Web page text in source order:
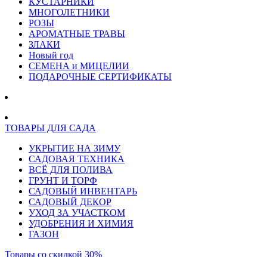
МНОГОЛЕТНИКИ
РОЗЫ
АРОМАТНЫЕ ТРАВЫ
ЗЛАКИ
Новый год
СЕМЕНА и МИЦЕЛИИ
ПОДАРОЧНЫЕ СЕРТИФИКАТЫ
ТОВАРЫ ДЛЯ САДА
УКРЫТИЕ НА ЗИМУ
САДОВАЯ ТЕХНИКА
ВСЁ ДЛЯ ПОЛИВА
ГРУНТ И ТОРФ
САДОВЫЙ ИНВЕНТАРЬ
САДОВЫЙ ДЕКОР
УХОД ЗА УЧАСТКОМ
УДОБРЕНИЯ И ХИМИЯ
ГАЗОН
Товары со скидкой 30%